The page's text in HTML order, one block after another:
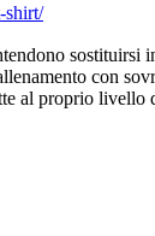
shirt/
sostituirsi
con
al proprio